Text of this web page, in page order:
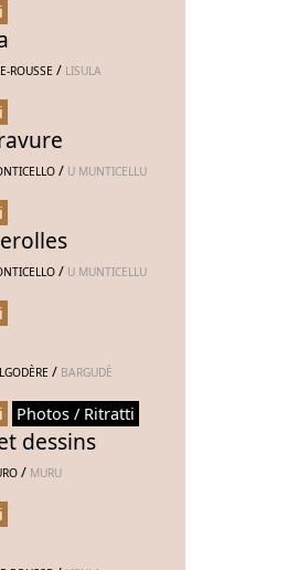
ROUSSE / LISULA
/ U MUNTICELLU
/ U MUNTICELLU
/ BARGUDÈ
Photos / Ritratti
dessins
/ MURU